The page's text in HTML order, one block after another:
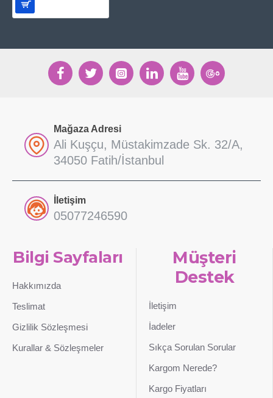
Mağaza Adresi
Ali Kuşçu, Müstakimzade Sk. 32/A,
34050 Fatih/İstanbul
İletişim
05077246590
Bilgi Sayfaları
Hakkımızda
Teslimat
Gizlilik Sözleşmesi
Kurallar & Sözleşmeler
Müşteri
Destek
İletişim
İadeler
Sıkça Sorulan Sorular
Kargom Nerede?
Kargo Fiyatları